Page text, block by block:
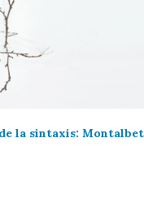
la sintaxis: